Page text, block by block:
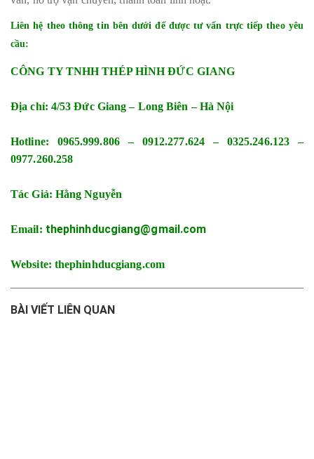
Liên hệ theo thông tin bên dưới để được tư vấn trực tiếp theo yêu
cầu:
CÔNG TY TNHH THÉP HÌNH ĐỨC GIANG
Địa chỉ: 4/53 Đức Giang – Long Biên – Hà Nội
Hotline: 0965.999.806 – 0912.277.624 – 0325.246.123 –
0977.260.258
Tác Giả: Hằng Nguyễn
Email: thephinhducgiang@gmail.com
Website: thephinhducgiang.com
BÀI VIẾT LIÊN QUAN